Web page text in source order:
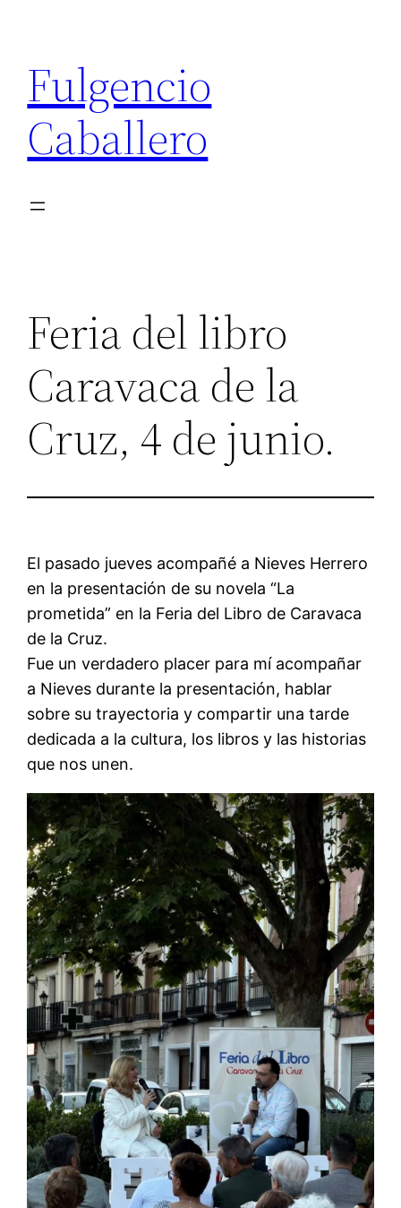
contenido
Fulgencio
Caballero
Feria del libro
Caravaca de la
Cruz, 4 de junio.
El pasado jueves acompañé a Nieves Herrero
en la presentación de su novela “La
prometida” en la Feria del Libro de Caravaca
de la Cruz.
Fue un verdadero placer para mí acompañar
a Nieves durante la presentación, hablar
sobre su trayectoria y compartir una tarde
dedicada a la cultura, los libros y las historias
que nos unen.